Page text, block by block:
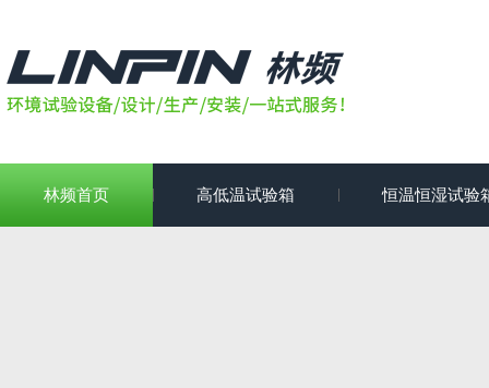
林频首页 高低温试验箱 恒温恒湿试验